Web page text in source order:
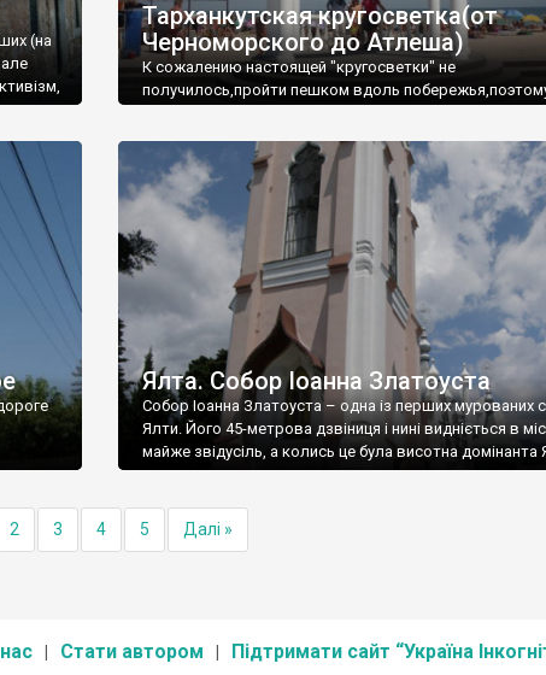
(на
Тарханкутская кругосветка(от
Черноморского до Атлеша)
К сожалению настоящей "кругосветки" не
получилось,пройти пешком вдоль
Ялта. Собор Іоанна Златоуста
Собор Іоанна Златоуста – одна із перших мурованих
Ялти. Його 45-метрова дзвіниця і нині видніється в
майже звідусіль, а колись це була висотна домінанта
2 3 4 5 Далі »
Стати автором Підтримати сайт “Україна